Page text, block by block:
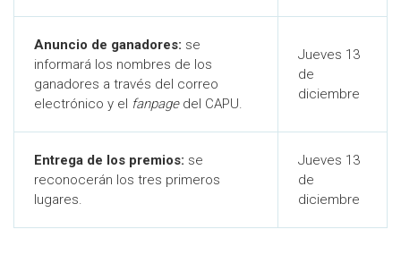
Anuncio de ganadores: se
informará los nombres de los
ganadores a través del correo
electrónico y el fanpagedel CAPU.
Jueves 13
de
diciembre
Entrega de los premios: se
reconocerán los tres primeros
lugares.
Jueves 13
de
diciembre